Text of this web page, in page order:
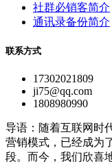
社群必销客简介
通讯录备份简介
联系方式
17302021809
ji75@qq.com
1808980990
导语：随着互联网时
营销模式，已经成为
段。而今，我们欣喜